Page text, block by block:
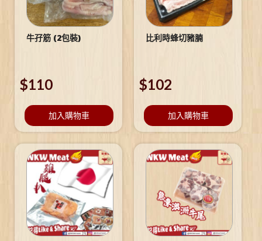
牛孖筋 (2包裝)
$110
加入購物車
比利時蜂切豬腩
$102
加入購物車